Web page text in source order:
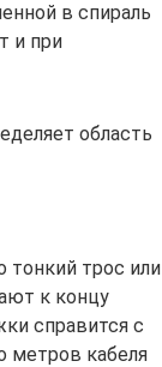
в спираль
и при
область
тонкий трос или
к концу
справится с
метров кабеля